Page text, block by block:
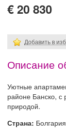
€ 20 830
Добавить в
Описание
Уютные
районе Банско, с
природой.
Страна: Болгария